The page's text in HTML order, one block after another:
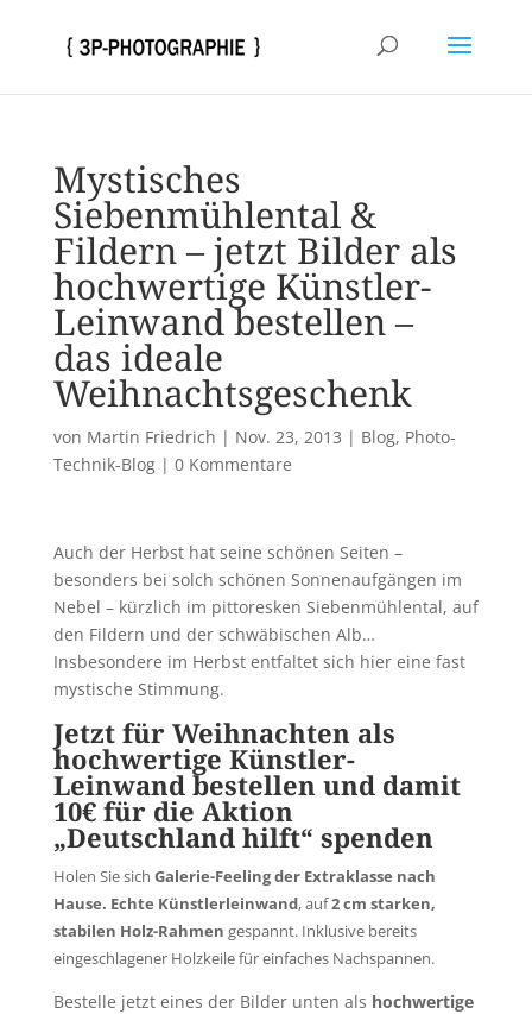
Mystisches
Siebenmühlental &
Fildern – jetzt Bilder als
hochwertige Künstler-
Leinwand bestellen –
das ideale
Weihnachtsgeschenk
von Martin Friedrich | Nov. 23, 2013 | Blog, Photo-
Technik-Blog| 0 Kommentare
Auch der Herbst hat seine schönen Seiten –
besonders bei solch schönen Sonnenaufgängen im
Nebel – kürzlich im pittoresken Siebenmühlental, auf
den Fildern und der schwäbischen Alb…
Insbesondere im Herbst entfaltet sich hier eine fast
mystische Stimmung.
Jetzt für Weihnachten als
hochwertige Künstler-
Leinwand bestellen und damit
10€ für die Aktion
„Deutschland hilft“ spenden
Holen Sie sich Galerie-Feeling der Extraklasse nach
Hause. Echte Künstlerleinwand, auf2 cm starken,
stabilen Holz-Rahmen gespannt. Inklusive bereits
eingeschlagener Holzkeile für einfaches Nachspannen.
Bestelle jetzt eines der Bilder unten als hochwertige